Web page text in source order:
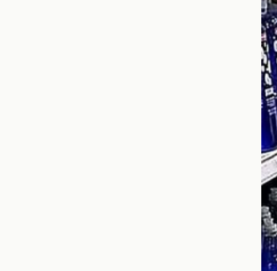
El
Con la
jóvenes
probable
nueva
club
La
La
de los